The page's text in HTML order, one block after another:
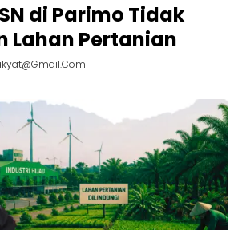
di Parimo Tidak
Lahan Pertanian